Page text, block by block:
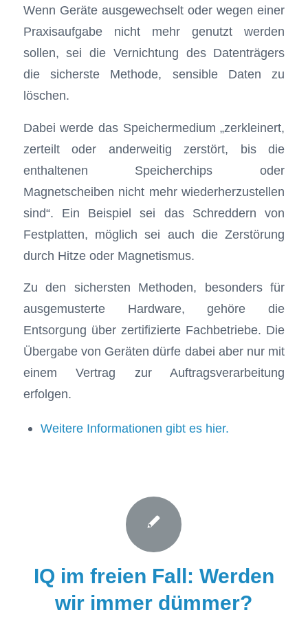
Wenn Geräte ausgewechselt oder wegen einer
Praxisaufgabe nicht mehr genutzt werden
sollen, sei die Vernichtung des Datenträgers
die sicherste Methode, sensible Daten zu
löschen.
Dabei werde das Speichermedium „zerkleinert,
zerteilt oder anderweitig zerstört, bis die
enthaltenen Speicherchips oder
Magnetscheiben nicht mehr wiederherzustellen
sind“. Ein Beispiel sei das Schreddern von
Festplatten, möglich sei auch die Zerstörung
durch Hitze oder Magnetismus.
Zu den sichersten Methoden, besonders für
ausgemusterte Hardware, gehöre die
Entsorgung über zertifizierte Fachbetriebe. Die
Übergabe von Geräten dürfe dabei aber nur mit
einem Vertrag zur Auftragsverarbeitung
erfolgen.
Weitere Informationen gibt es hier.
IQ im freien Fall: Werden
wir immer dümmer?